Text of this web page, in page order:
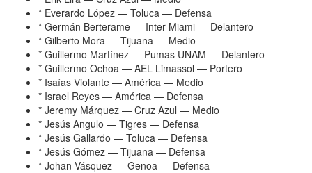
* Everardo López — Toluca — Defensa
* Germán Berterame — Inter Miami — Delantero
* Gilberto Mora — Tijuana — Medio
* Guillermo Martínez — Pumas UNAM — Delantero
* Guillermo Ochoa — AEL Limassol — Portero
* Isaías Violante — América — Medio
* Israel Reyes — América — Defensa
* Jeremy Márquez — Cruz Azul — Medio
* Jesús Angulo — Tigres — Defensa
* Jesús Gallardo — Toluca — Defensa
* Jesús Gómez — Tijuana — Defensa
* Johan Vásquez — Genoa — Defensa